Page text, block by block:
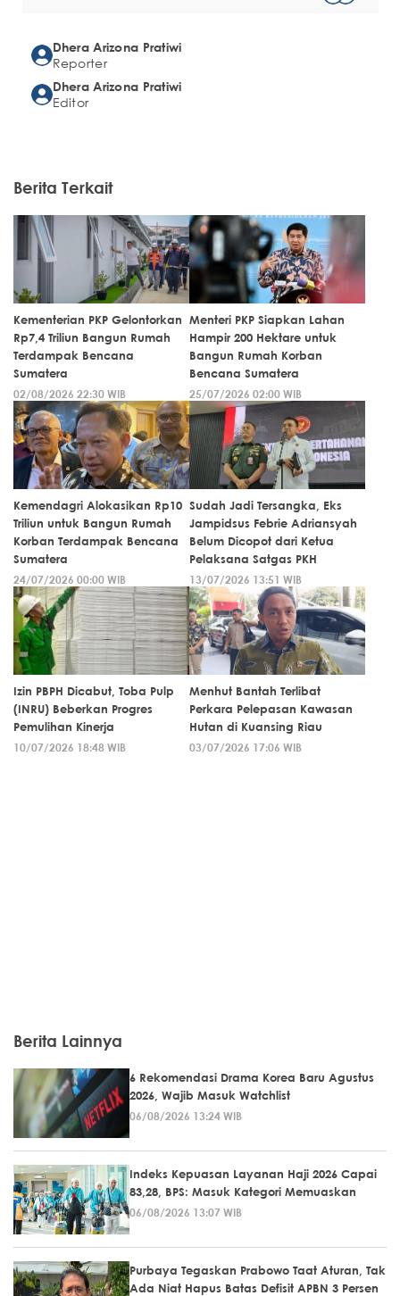
Dhera Arizona Pratiwi
Reporter
Dhera Arizona Pratiwi
Editor
Berita Terkait
Kementerian PKP Gelontorkan
Rp7,4 Triliun Bangun Rumah
Terdampak Bencana
Sumatera
02/08/2026 22:30 WIB
Menteri PKP Siapkan Lahan
Hampir 200 Hektare untuk
Bangun Rumah Korban
Bencana Sumatera
25/07/2026 02:00 WIB
Kemendagri Alokasikan Rp10
Triliun untuk Bangun Rumah
Korban Terdampak Bencana
Sumatera
24/07/2026 00:00 WIB
Sudah Jadi Tersangka, Eks
Jampidsus Febrie Adriansyah
Belum Dicopot dari Ketua
Pelaksana Satgas PKH
13/07/2026 13:51 WIB
Izin PBPH Dicabut, Toba Pulp
(INRU) Beberkan Progres
Pemulihan Kinerja
10/07/2026 18:48 WIB
Menhut Bantah Terlibat
Perkara Pelepasan Kawasan
Hutan di Kuansing Riau
03/07/2026 17:06 WIB
Berita Lainnya
6 Rekomendasi Drama Korea Baru Agustus
2026, Wajib Masuk Watchlist
06/08/2026 13:24 WIB
Indeks Kepuasan Layanan Haji 2026 Capai
83,28, BPS: Masuk Kategori Memuaskan
06/08/2026 13:07 WIB
Purbaya Tegaskan Prabowo Taat Aturan, Tak
Ada Niat Hapus Batas Defisit APBN 3 Persen